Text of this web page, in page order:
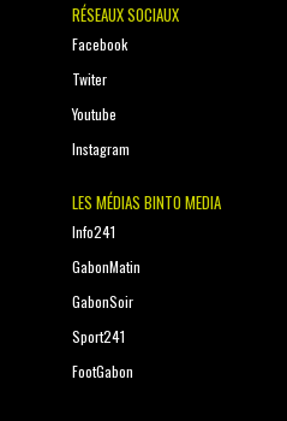
RÉSEAUX SOCIAUX
Facebook
Twiter
Youtube
Instagram
LES MÉDIAS BINTO MEDIA
Info241
GabonMatin
GabonSoir
Sport241
FootGabon